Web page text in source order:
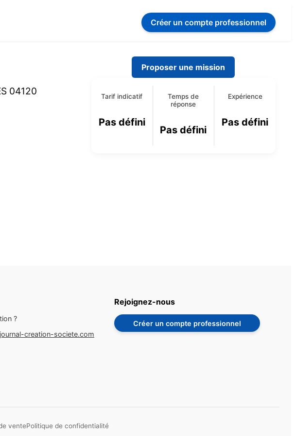
Créer un compte professionnel
04120
Proposer une mission
Tarif indicatif
Pas défini
Temps de
réponse
Pas défini
Expérience
Pas défini
?
creation-societe.com
Rejoignez-nous
Créer un compte professionnel
ventePolitique de confidentialité